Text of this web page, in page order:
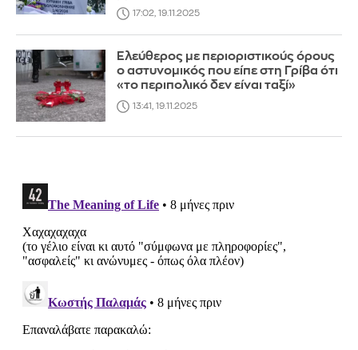
17:02, 19.11.2025
Ελεύθερος με περιοριστικούς όρους
ο αστυνομικός που είπε στη Γρίβα ότι
«το περιπολικό δεν είναι ταξί»
13:41, 19.11.2025